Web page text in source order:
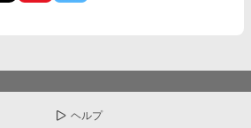
ヘルプ